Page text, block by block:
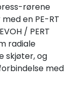
rørene
en PE-RT
/ PERT
radiale
skjøter, og
med